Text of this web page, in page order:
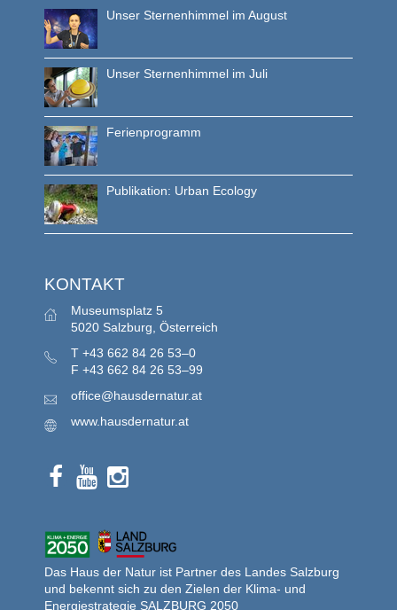
Unser Sternenhimmel im August
Unser Sternenhimmel im Juli
Ferienprogramm
Publikation: Urban Ecology
KONTAKT
Museumsplatz 5
5020 Salzburg, Österreich
T +43 662 84 26 53–0
F +43 662 84 26 53–99
office@hausdernatur.at
www.hausdernatur.at
Das Haus der Natur ist Partner des Landes Salzburg
und bekennt sich zu den Zielen der Klima- und
Energiestrategie SALZBURG 2050